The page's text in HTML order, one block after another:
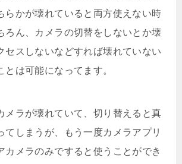
らかが壊れていると両方使えない時
ろん、カメラの切替をしないとか壊
セスしないなどすれば壊れていない
とは可能になってます。
メラが壊れていて、切り替えると真
てしまうが、もう一度カメラアプリ
カメラのみですると使うことができ